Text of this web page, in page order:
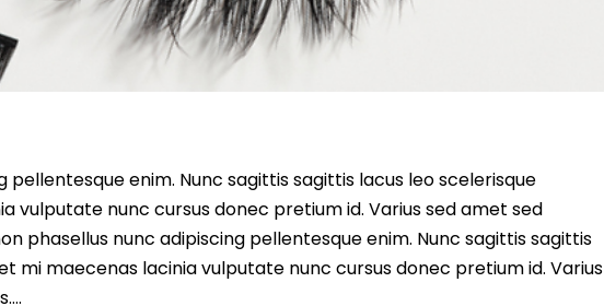
enim. Nunc sagittis sagittis lacus leo scelerisque
vulputate nunc cursus donec pretium id. Varius sed amet sed
phasellus nunc adipiscing pellentesque enim. Nunc sagittis sagittis
mi maecenas lacinia vulputate nunc cursus donec pretium id. Varius